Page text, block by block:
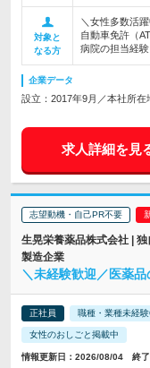
対象と
なる方
＼女性多数活
自動車免許（
病院の担当経験
企業データ
設立：2017年9月／本社所在
求人詳細を見
志望動機・自己PR不要
生晃栄養薬品株式会社 |
製造企業
＼未経験歓迎／医薬
正社員 職種・業種未経
女性のおしごと掲載中
情報更新日：2026/08/04 終